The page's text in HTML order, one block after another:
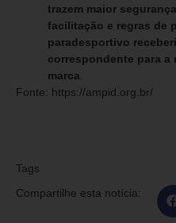
trazem maior
facilitação e regras de
paradesportivo
correspondente para a
marca.
Fonte: https://ampid.org.br/
Tags
Compartilhe esta notícia: